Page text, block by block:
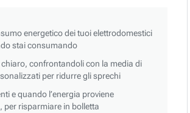
energetico dei tuoi elettrodomestici
stai consumando
confrontandoli con la media di
per ridurre gli sprechi
e quando l’energia proviene
risparmiare in bolletta